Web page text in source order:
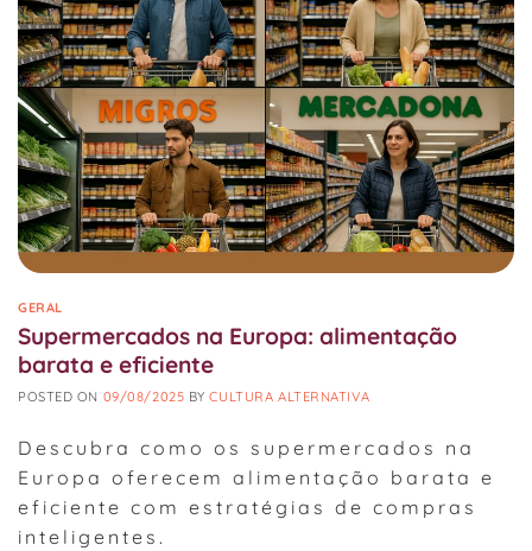
GERAL
Supermercados na Europa: alimentação
barata e eficiente
POSTED ON 09/08/2025 BYCULTURA ALTERNATIVA
Descubra como os supermercados na
Europa oferecem alimentação barata e
eficiente com estratégias de compras
inteligentes.